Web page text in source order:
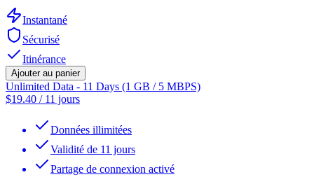
Instantané
Sécurisé
Itinérance
Ajouter au panier
Unlimited Data - 11 Days (1 GB / 5 MBPS)
$19.40 / 11 jours
Données illimitées
Validité de 11 jours
Partage de connexion activé